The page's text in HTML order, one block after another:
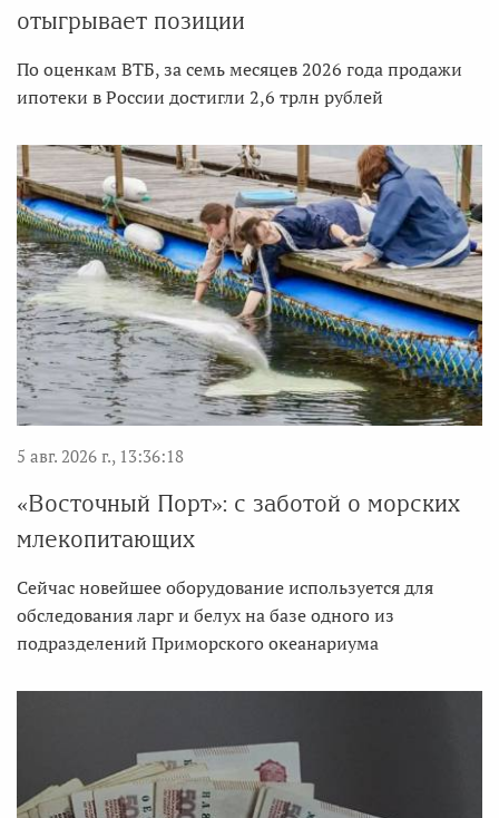
отыгрывает позиции
По оценкам ВТБ, за семь месяцев 2026 года продажи
ипотеки в России достигли 2,6 трлн рублей
5 авг. 2026 г., 13:36:18
«Восточный Порт»: с заботой о морских
млекопитающих
Сейчас новейшее оборудование используется для
обследования ларг и белух на базе одного из
подразделений Приморского океанариума